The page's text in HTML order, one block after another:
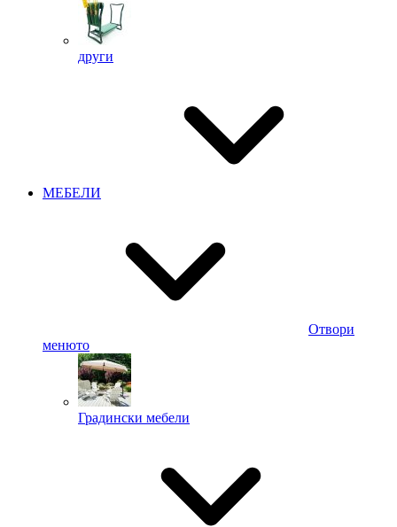
други
МЕБЕЛИ
Отвори
менюто
Градински мебели